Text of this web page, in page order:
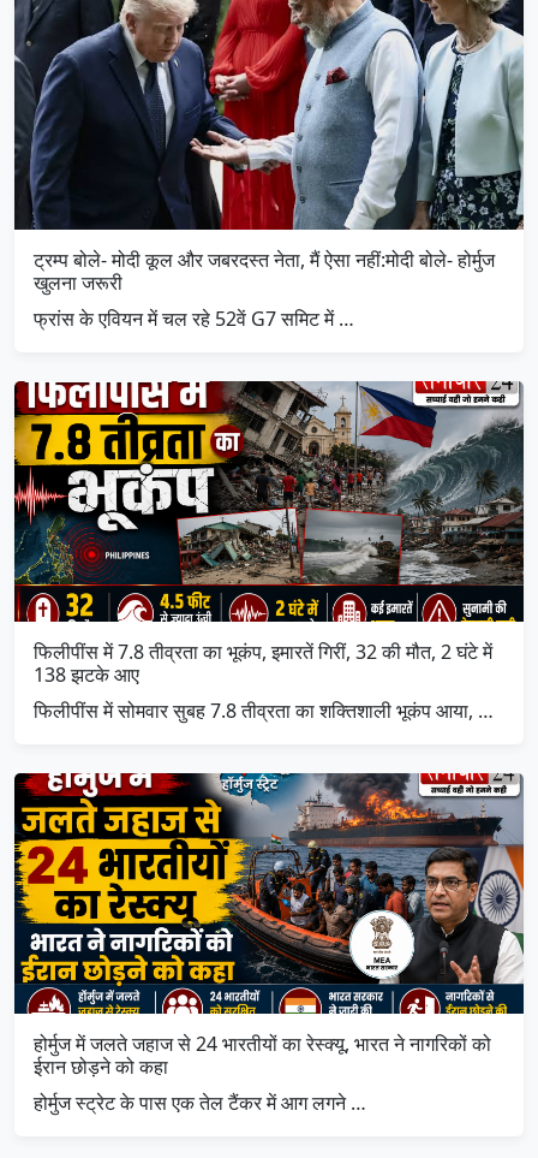
ट्रम्प बोले- मोदी कूल और जबरदस्त नेता, मैं ऐसा नहीं:मोदी बोले- होर्मुज
खुलना जरूरी
फ्रांस के एवियन में चल रहे 52वें G7 समिट में …
फिलीपींस में 7.8 तीव्रता का भूकंप, इमारतें गिरीं, 32 की मौत, 2 घंटे में
138 झटके आए
फिलीपींस में सोमवार सुबह 7.8 तीव्रता का शक्तिशाली भूकंप आया, …
होर्मुज में जलते जहाज से 24 भारतीयों का रेस्क्यू, भारत ने नागरिकों को
ईरान छोड़ने को कहा
होर्मुज स्ट्रेट के पास एक तेल टैंकर में आग लगने …